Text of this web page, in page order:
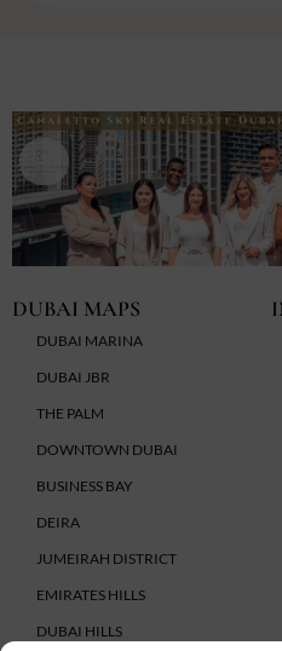
DUBAI MAPS
DUBAI MARINA
DUBAI JBR
THE PALM
DOWNTOWN DUBAI
BUSINESS BAY
DEIRA
JUMEIRAH DISTRICT
EMIRATES HILLS
DUBAI HILLS